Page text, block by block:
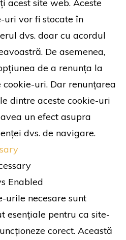
acest site web. Aceste
uri vor fi stocate în
dvs. doar cu acordul
De asemenea,
de a renunța la
cookie-uri. Dar renunțarea
dintre aceste cookie-uri
un efect asupra
dvs. de navigare.
Enabled
urile necesare sunt
esențiale pentru ca site-
corect. Această